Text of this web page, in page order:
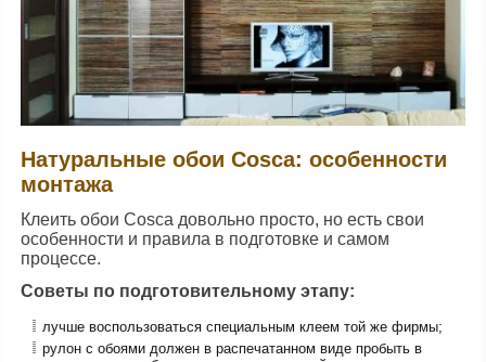
Натуральные обои Сosca: особенности
монтажа
Клеить обои Сosca довольно просто, но есть свои
особенности и правила в подготовке и самом
процессе.
Советы по подготовительному этапу:
лучше воспользоваться специальным клеем той же фирмы;
рулон с обоями должен в распечатанном виде пробыть в